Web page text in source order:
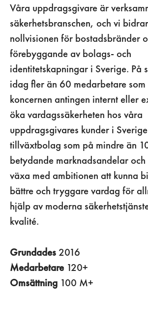
Våra uppdragsgivare är
säkerhetsbranschen, och vi
nollvisionen för bostadsbränder
förebyggande av bolags- och
identitetskapningar i Sverige. På
idag fler än 60 medarbetare
koncernen antingen internt eller
öka vardagssäkerheten hos våra
uppdragsgivares kunder i
tillväxtbolag som på mindre än
betydande marknadsandelar
växa med ambitionen att kunna
bättre och tryggare vardag för
hjälp av moderna
kvalité.
Grundades 2016
Medarbetare 120+
Omsättning 100 M+